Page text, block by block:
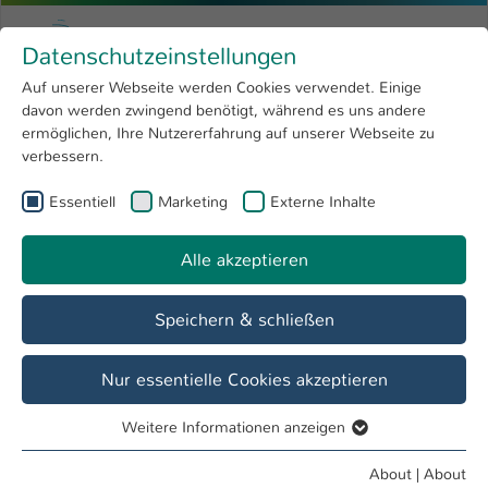
Menu
Research 4
Open submenu
University
International
Skip to main content
University of Applied Sciences
You are here:
List of persons
Dr.-Ing. Hubert Zitt
"Mein Name ist Zitt,
ich habe die Lizenz zum Löten."
Lehrveranstaltungen
Hallo und willkommen auf meinen
Datenschutzeinstellungen
Auf unserer Webseite werden Cookies verwendet. Einige
davon werden zwingend benötigt, während es uns andere
ermöglichen, Ihre Nutzererfahrung auf unserer Webseite zu
verbessern.
Essentiell Marketing Externe Inhalte
Alle akzeptieren
Speichern & schließen
Nur essentielle Cookies akzeptieren
Essentielle Cookies werden für grundlegende Funktionen
Weitere Informationen anzeigen
About | About